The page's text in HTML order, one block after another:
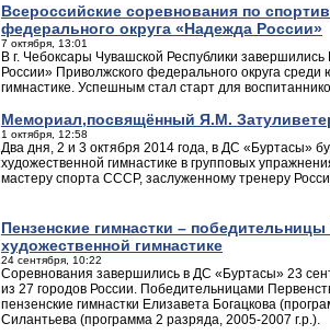
Всероссийские соревнования по
федерального округа «Надежда России»
7 октября, 13:01
В г. Чебоксары Чувашской Республики
России» Приволжского федерального округа
гимнастике. Успешным стал старт для
Мемориал,посвящённый Я.М.
1 октября, 12:58
Два дня, 2 и 3 октября 2014 года, в ДС «Буртасы»
художественной гимнастике в групповых
мастеру спорта СССР, заслуженному тренеру
Пензенские гимнастки –
художественной гимнастике
24 сентября, 10:22
Соревнования завершились в ДС «Буртасы» 23
из 27 городов России. Победительницами
пензенские гимнастки Елизавета Богацкова
Силантьева (программа 2 разряда, 2005-2007 г.р.).